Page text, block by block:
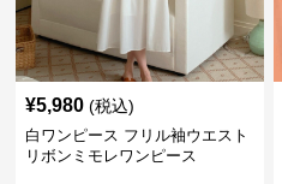
¥5,980 (税込)
白ワンピース フリル袖ウエスト
リボンミモレワンピース